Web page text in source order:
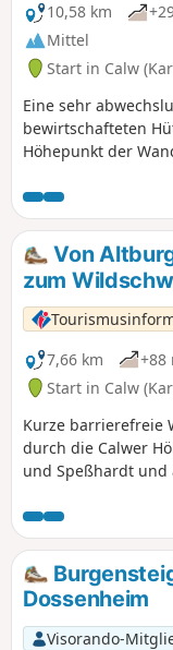
10,58 km
Mittel
Start in Calw
Eine sehr
bewirtschafteten
Höhepunkt der
Von
zum
7,66 km
+88
Start in Calw
Kurze barrierefreie
durch die Calwer
und Speßhardt
Dossenheim
Visorando-